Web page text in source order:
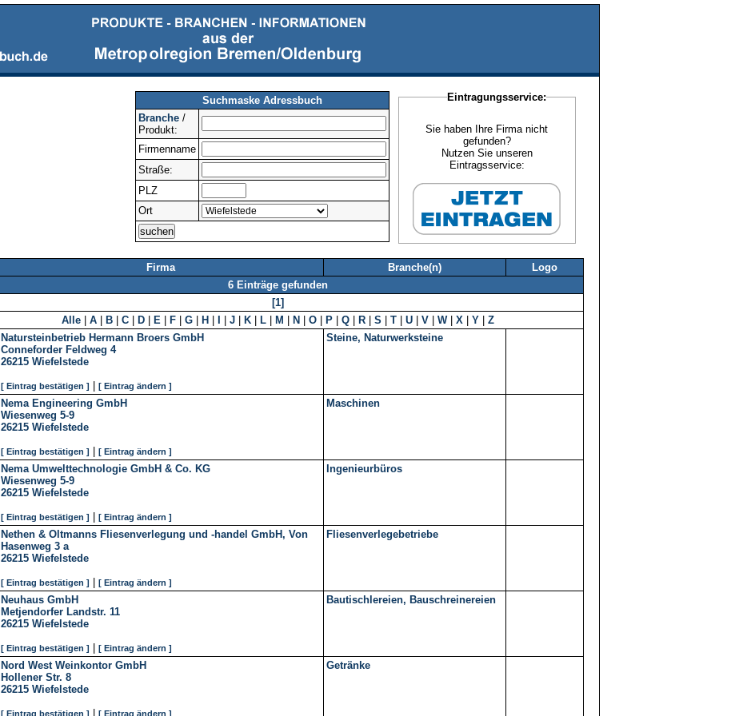
Suchmaske Adressbuch
Branche/
Produkt:
Firmenname
Straße:
PLZ
Ort
Eintragungsservice:
Sie haben Ihre Firma nicht
gefunden?
Nutzen Sie unseren
Eintragsservice:
Firma Branche(n)
Logo
6 Einträge gefunden
[1]
Alle
A B C D E F G H J K L M N O P Q R S T U V W| X Y
Z
Natursteinbetrieb Hermann Broers GmbH
Conneforder Feldweg 4
26215 Wiefelstede
[ Eintrag bestätigen ] [ Eintrag ändern ]
Steine, Naturwerksteine
Nema Engineering GmbH
Wiesenweg 5-9
26215 Wiefelstede
[ Eintrag bestätigen ] [ Eintrag ändern ]
Maschinen
Nema Umwelttechnologie GmbH & Co. KG
Wiesenweg 5-9
26215 Wiefelstede
[ Eintrag bestätigen ] [ Eintrag ändern ]
Ingenieurbüros
Nethen & Oltmanns Fliesenverlegung und -handel GmbH, Von
Hasenweg 3 a
26215 Wiefelstede
[ Eintrag bestätigen ] [ Eintrag ändern ]
Fliesenverlegebetriebe
Neuhaus GmbH
Metjendorfer Landstr. 11
26215 Wiefelstede
[ Eintrag bestätigen ] [ Eintrag ändern ]
Bautischlereien, Bauschreinereien
Nord West Weinkontor GmbH
Hollener Str. 8
26215 Wiefelstede
[ Eintrag bestätigen ] [ Eintrag ändern ]
Getränke